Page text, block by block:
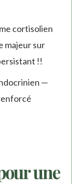
cortisolien
majeur sur
!!
—
une